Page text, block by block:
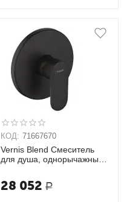
КОД: 71667670
Vernis Blend Смеситель
для душа, однорычажный,
28 052 Р